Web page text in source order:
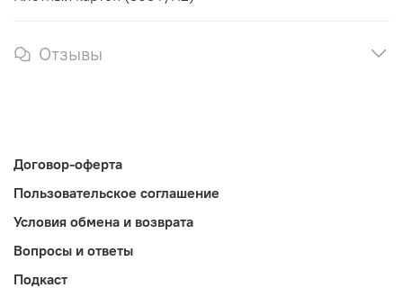
Отзывы
Договор-оферта
Пользовательское соглашение
Условия обмена и возврата
Вопросы и ответы
Подкаст